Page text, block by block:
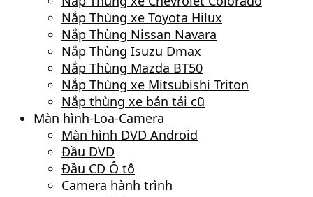
Nắp Thùng xe Toyota Hilux
Nắp Thùng Nissan Navara
Nắp Thùng Isuzu Dmax
Nắp Thùng Mazda BT50
Nắp Thùng xe Mitsubishi Triton
Nắp thùng xe bán tải cũ
Màn hình-Loa-Camera
Màn hình DVD Android
Đầu DVD
Đầu CD Ô tô
Camera hành trình